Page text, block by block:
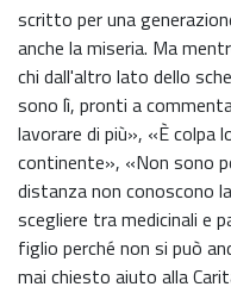
scritto per una
anche la miseria. Ma
chi dall'altro lato dello
sono lì, pronti a
lavorare di più», «È colpa
continente», «Non sono
distanza non conoscono
scegliere tra medicinali e
figlio perché non si può
mai chiesto aiuto alla